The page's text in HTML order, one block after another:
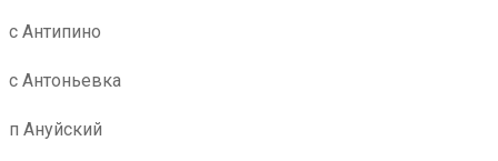
с Антипино
с Антоньевка
п Ануйский